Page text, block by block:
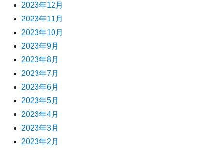
2023年12月
2023年11月
2023年10月
2023年9月
2023年8月
2023年7月
2023年6月
2023年5月
2023年4月
2023年3月
2023年2月